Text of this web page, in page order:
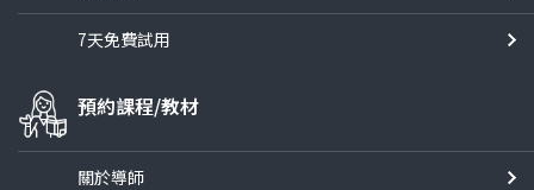
7天免費試用
預約課程/教材
關於導師